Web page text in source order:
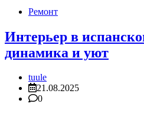
Ремонт
Интерьер в
динамика и уют
tuule
21.08.2025
0